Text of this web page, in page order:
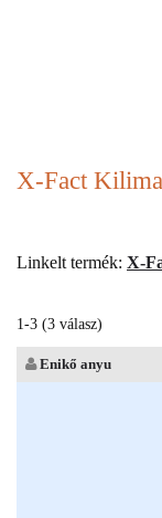
X-Fact
Linkelt termék: X-
1-3 (3 válasz)
Enikő anyu